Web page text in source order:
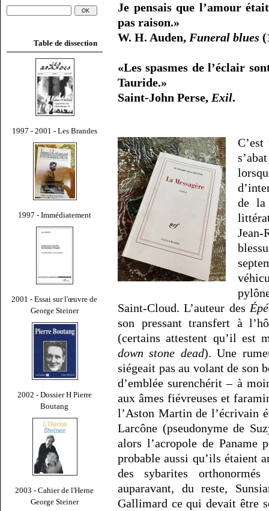
Table de dissection
1997 - 2001 - Les Brandes
1997 - Immédiatement
2001 - Essai sur l'œuvre de
George Steiner
2002 - Dossier H Pierre
Boutang
2003 - Cahier de l'Herne
George Steiner
Je pensais que l’amour
pas raison.»
W. H. Auden, Funeral blues
«Les spasmes de l’éclair
Tauride.»
Saint-John Perse, Exil.
de la
Saint-Cloud. L’auteur des
son pressant transfert à
(certains attestent qu’il est
down stone dead). Une
siégeait pas au volant de son
d’emblée surenchérit – à
aux âmes fiévreuses et
l’Aston Martin de l’écrivain
Larcône (pseudonyme de
alors l’acropole de Paname
probable aussi qu’ils étaient
des sybarites
auparavant, du reste,
Gallimard ce qui devait être